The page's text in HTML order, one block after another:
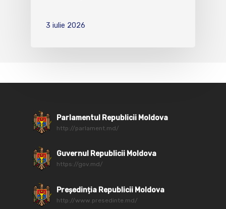
3 iulie 2026
Parlamentul Republicii Moldova
http://parlament.md/
Guvernul Republicii Moldova
https://gov.md/
Președinția Republicii Moldova
http://www.presedinte.md/